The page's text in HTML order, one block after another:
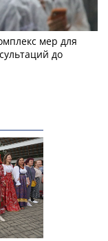
мер для
до